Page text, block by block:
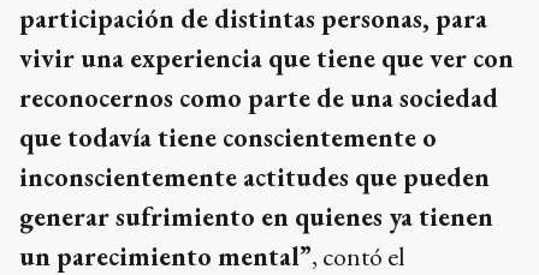
participación de distintas personas, para
vivir una experiencia que tiene que ver con
reconocernos como parte de una sociedad
que todavía tiene conscientemente o
inconscientemente actitudes que pueden
generar sufrimiento en quienes ya tienen
un parecimiento mental”, contó el